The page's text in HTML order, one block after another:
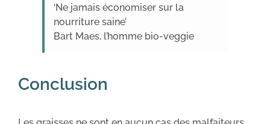
‘Ne jamais économiser sur la
nourriture saine’
Bart Maes, l’homme bio-veggie
Conclusion